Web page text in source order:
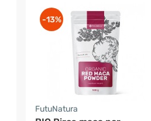
-13%
FutuNatura